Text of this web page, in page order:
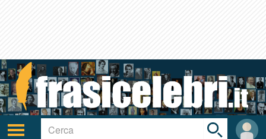
Attiva/disattiva
navigazione
User
area
Toggle
search
bar